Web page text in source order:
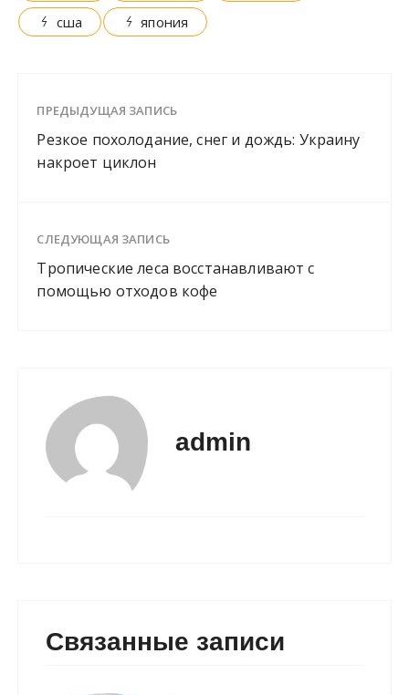
сша япония
ПРЕДЫДУЩАЯ ЗАПИСЬ
Резкое похолодание, снег и дождь: Украину
накроет циклон
СЛЕДУЮЩАЯ ЗАПИСЬ
Тропические леса восстанавливают с
помощью отходов кофе
admin
Связанные записи